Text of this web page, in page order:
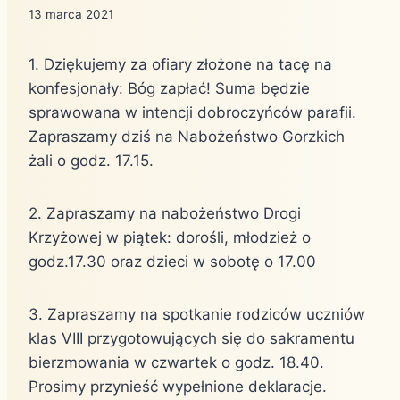
13 marca 2021
1. Dziękujemy za ofiary złożone na tacę na
konfesjonały: Bóg zapłać! Suma będzie
sprawowana w intencji dobroczyńców parafii.
Zapraszamy dziś na Nabożeństwo Gorzkich
żali o godz. 17.15.
2. Zapraszamy na nabożeństwo Drogi
Krzyżowej w piątek: dorośli, młodzież o
godz.17.30 oraz dzieci w sobotę o 17.00
3. Zapraszamy na spotkanie rodziców uczniów
klas VIII przygotowujących się do sakramentu
bierzmowania w czwartek o godz. 18.40.
Prosimy przynieść wypełnione deklaracje.